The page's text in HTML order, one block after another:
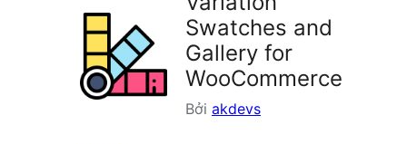
Swatches and
Gallery for
WooCommerce
Bởi akdevs